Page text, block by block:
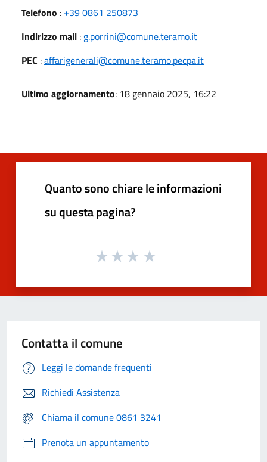
Telefono : +39 0861 250873
Indirizzo mail : g.porrini@comune.teramo.it
PEC :affarigenerali@comune.teramo.pecpa.it
Ultimo aggiornamento: 18 gennaio 2025, 16:22
Quanto sono chiare le informazioni
su questa pagina?
Contatta il comune
Leggi le domande frequenti
Richiedi Assistenza
Chiama il comune 0861 3241
Prenota un appuntamento